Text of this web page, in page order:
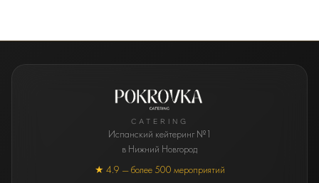
CATERING
Испанский кейтеринг №1
в Нижний Новгород
★ 4.9 — более 500 мероприятий